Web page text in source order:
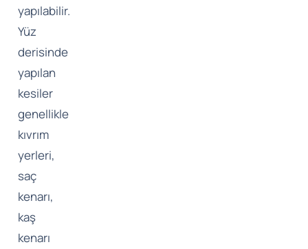
yapılabilir.
Yüz
derisinde
yapılan
kesiler
genellikle
kıvrım
yerleri,
saç
kenarı,
kaş
kenarı